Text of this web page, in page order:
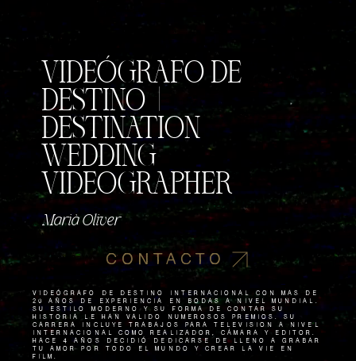
VIDEÓGRAFO DE
DESTINO |
DESTINATION
WEDDING
VIDEOGRAPHER
Marià Oliver
CONTACTO
VIDEÓGRAFO de destino internacional con más de
20 aÑos de experiencia en bodas a nivel mundial.
Su estilo moderno y su forma de contar su
historia le han valido numerosos premios. Su
carrera incluye trabajos para televisión a nivel
internacional como REALIZADOR, CÁMARA y editor.
Hace 4 aÑos decidiÓ dedicarse de lleno a grabar
tu amor por todo el mundo y crear La Vie en
Film.